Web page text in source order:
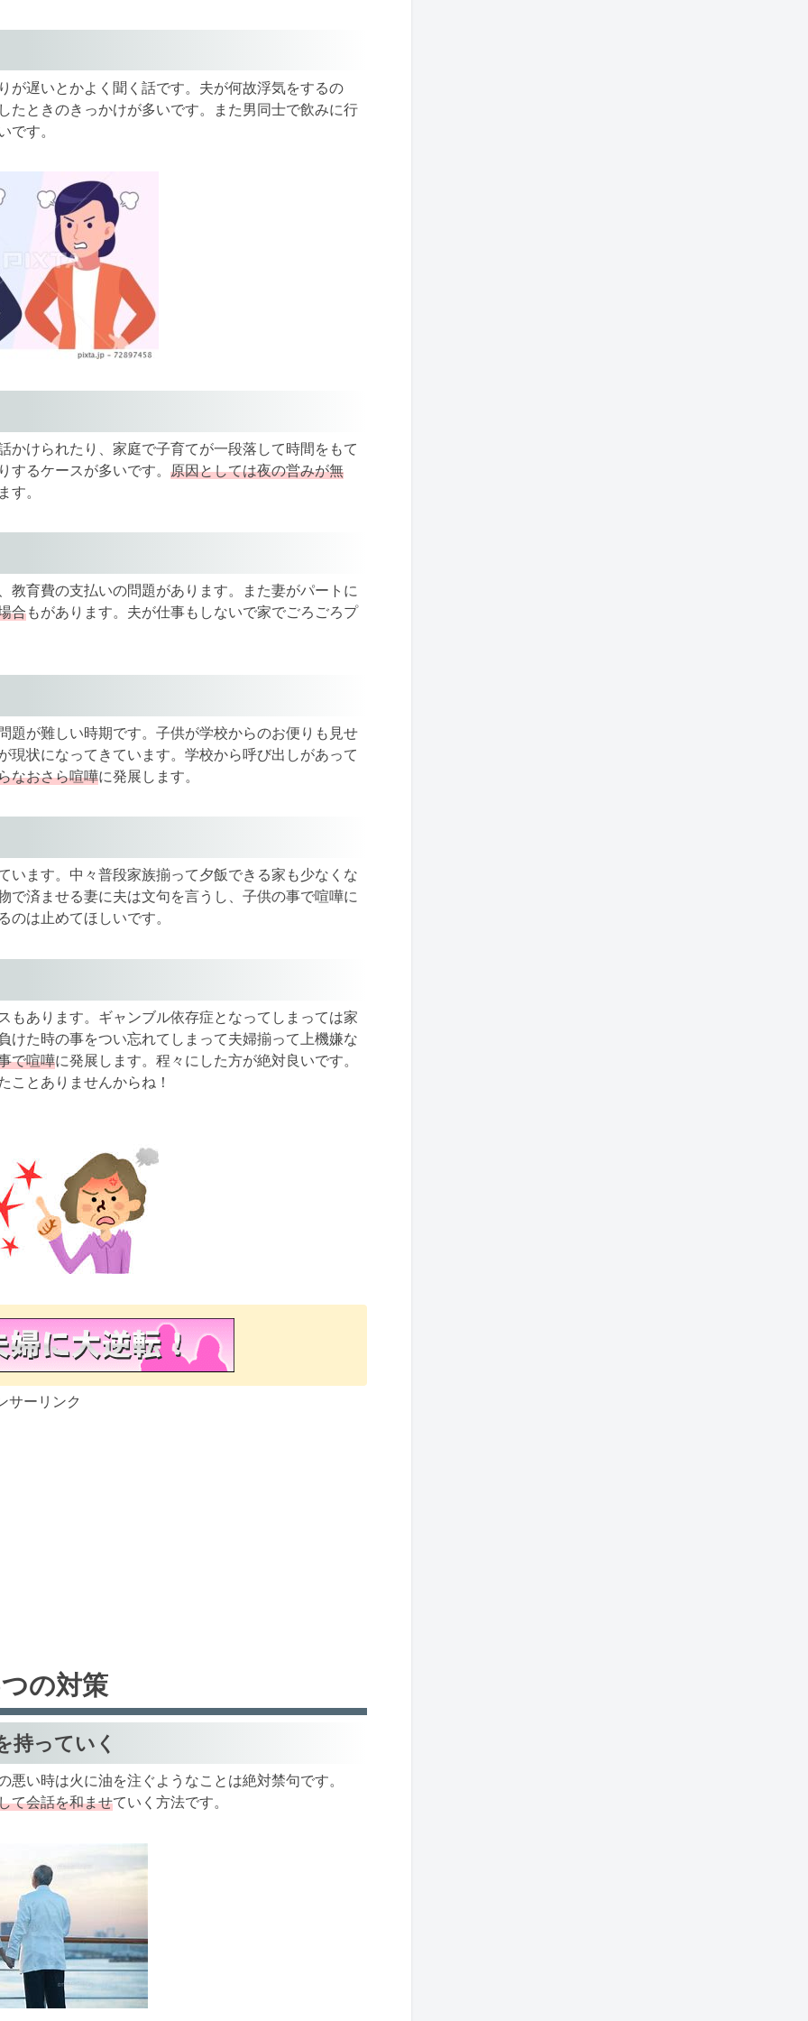
が遅いとかよく聞く話です。夫が何故浮気をするの
たときのきっかけが多いです。また男同士で飲みに行
す。
けられたり、家庭で子育てが一段落して時間をもて
るケースが多いです。 原因としては夜の営みが無
す。
教育費の支払いの問題があります。また妻がパートに
合もがあります。夫が仕事もしないで家でごろごろプ
題が難しい時期です。子供が学校からのお便りも見せ
状になってきています。学校から呼び出しがあって
なおさら喧嘩に発展します。
います。中々普段家族揃って夕飯できる家も少なくな
で済ませる妻に夫は文句を言うし、子供の事で喧嘩に
のは止めてほしいです。
もあります。ギャンブル依存症となってしまっては家
けた時の事をつい忘れてしまって夫婦揃って上機嫌な
で喧嘩に発展します。程々にした方が絶対良いです。
ことありませんからね！
サーリンク
の対策
持っていく
い時は火に油を注ぐようなことは絶対禁句です。
て会話を和ませていく方法です。